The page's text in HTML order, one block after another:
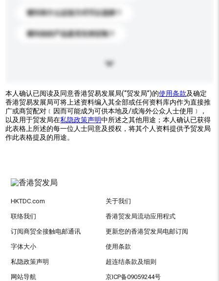
请问有什么运送方式可以选择？
请问你的产品是否支持定制？
本人确认已阅读及同意香港贸易发展局(“贸发局”)的使用条款及确定
香港贸易发展局可将上述资料编入其全部或任何资料库内作为直接推
广或商贸配对﹝因而可能成为可供本地及/或海外公众人士使用﹞，
以及用于贸发局在私隐政策声明中所述之其他用途；本人确认已获得
此表格上所述的每一位人士同意及授权，将其个人资料提供予贸发局
作此表格提及的用途。
HKTDC.com 关于我们
联络我们 香港贸发局流动应用程式
订阅商贸全接触电邮通讯 更新您的香港贸发局电邮订阅
字体大小 使用条款
私隐政策声明 超连结条款及细则
网站导航 京ICP备09059244号